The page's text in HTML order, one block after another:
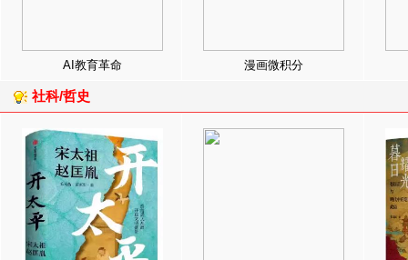
AI教育革命 漫画微积分
社科/哲史